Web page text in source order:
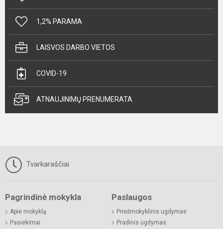
1,2% PARAMA
LAISVOS DARBO VIETOS
COVID-19
ATNAUJINIMŲ PRENUMERATA
Tvarkaraščiai
Pagrindinė mokykla
Apie mokyklą
Pasiekimai
Paslaugos
Priešmokyklinis ugdymas
Pradinis ugdymas